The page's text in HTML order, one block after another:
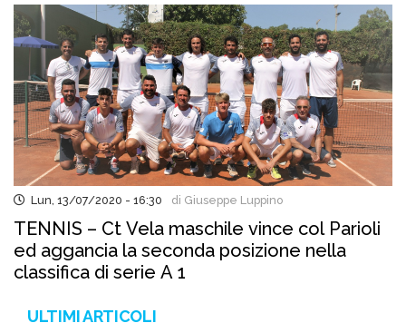
Lun, 13/07/2020 - 16:30 di Giuseppe Luppino
TENNIS – Ct Vela maschile vince col Parioli
ed aggancia la seconda posizione nella
classifica di serie A 1
ULTIMI ARTICOLI